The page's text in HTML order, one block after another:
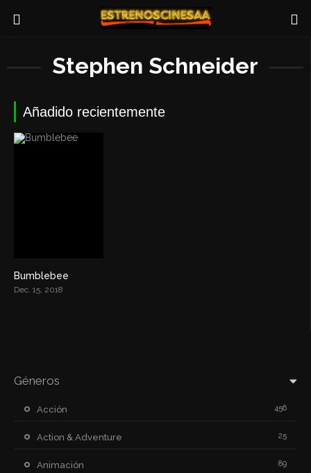
Stephen Schneider
Añadido recientemente
Bumblebee
Dec. 15, 2018
Géneros
Acción 456
Action & Adventure 25
Animación 89